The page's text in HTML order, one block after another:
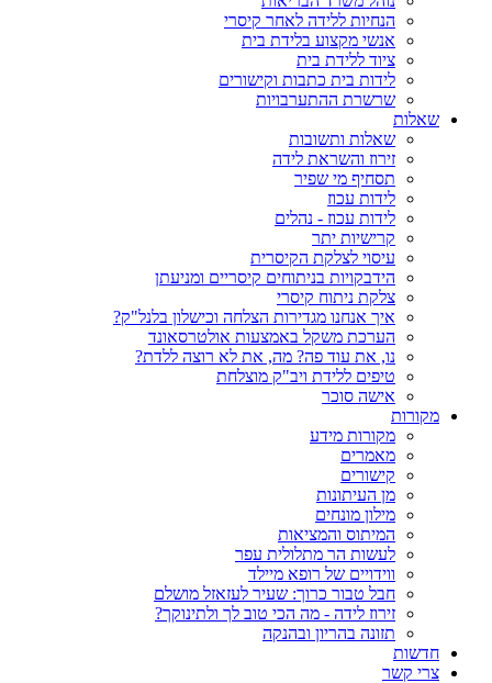
הנחיות ללידה לאחר קיסרי
אנשי מקצוע בלידת בית
ציוד ללידת בית
לידות בית כתבות וקישורים
שרשרת ההתערבויות
שאלות
שאלות ותשובות
זירוז והשראת לידה
תסחיף מי שפיר
לידות עכוז
לידות עכוז - נהלים
קרישיות יתר
עיסוי לצלקת הקיסרית
הידבקויות בניתוחים קיסריים ומניעתן
צלקת ניתוח קיסרי
איך אנחנו מגדירות הצלחה וכישלון בלנל"ק?
הערכת משקל באמצעות אולטרסאונד
נו, את עוד פה? מה, את לא רוצה ללדת?
טיפים ללידת ויב"ק מוצלחת
אישה סוכר
מקורות
מקורות מידע
מאמרים
קישורים
מן העיתונות
מילון מונחים
המיתוס והמציאות
לעשות הר מתלולית עפר
ווידויים של רופא מיילד
חבל טבור כרוך: שעיר לעזאזל מושלם
זירוז לידה - מה הכי טוב לך ולתינוקך?
תזונה בהריון ובהנקה
חדשות
צרי קשר